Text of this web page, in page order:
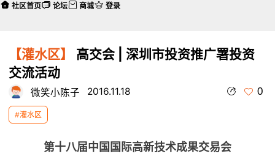
【灌水区】
高交会 | 深圳市投资推广署投资
交流活动
微笑小陈子 2016.11.18 0
#灌水区
第十八届中国国际高新技术成果交易会
社区首页 论坛 商城 登录